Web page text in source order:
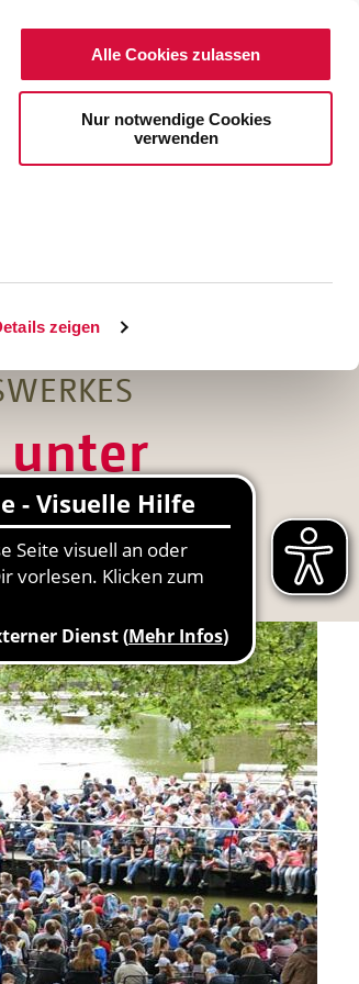
zeigen
Alle Cookies zulassen
Nur notwendige Cookies
verwenden
unter